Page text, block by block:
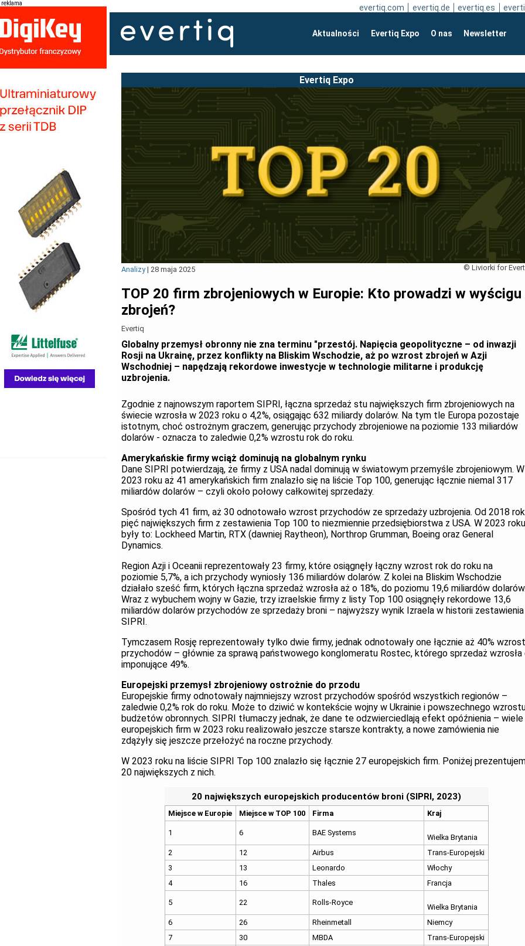
reklama evertiq.com evertiq.de evertiq.es
Aktualności Evertiq Expo O nas Newsletter
© Liviorki for
Analizy| 28 maja 2025
TOP 20 firm zbrojeniowych w Europie: Kto prowadzi w wyścigu
zbrojeń?
Evertiq
Globalny przemysł obronny nie zna terminu "przestój. Napięcia geopolityczne – od inwazji
Rosji na Ukrainę, przez konflikty na Bliskim Wschodzie, aż po wzrost zbrojeń w Azji
Wschodniej – napędzają rekordowe inwestycje w technologie militarne i produkcję
uzbrojenia.
Zgodnie z najnowszym raportem SIPRI, łączna sprzedaż stu największych firm zbrojeniowych na
świecie wzrosła w 2023 roku o 4,2%, osiągając 632 miliardy dolarów. Na tym tle Europa pozostaje
istotnym, choć ostrożnym graczem, generując przychody zbrojeniowe na poziomie 133 miliardów
dolarów - oznacza to zaledwie 0,2% wzrostu rok do roku.
Amerykańskie firmy wciąż dominują na globalnym rynku
Dane SIPRI potwierdzają, że firmy z USA nadal dominują w światowym przemyśle zbrojeniowym. W
2023 roku aż 41 amerykańskich firm znalazło się na liście Top 100, generując łącznie niemal 317
miliardów dolarów – czyli około połowy całkowitej sprzedaży.
Spośród tych 41 firm, aż 30 odnotowało wzrost przychodów ze sprzedaży uzbrojenia. Od 2018
pięć największych firm z zestawienia Top 100 to niezmiennie przedsiębiorstwa z USA. W 2023 roku
były to: Lockheed Martin, RTX (dawniej Raytheon), Northrop Grumman, Boeing oraz General
Dynamics.
Region Azji i Oceanii reprezentowały 23 firmy, które osiągnęły łączny wzrost rok do roku na
poziomie 5,7%, a ich przychody wyniosły 136 miliardów dolarów. Z kolei na Bliskim Wschodzie
działało sześć firm, których łączna sprzedaż wzrosła aż o 18%, do poziomu 19,6 miliardów dolarów.
Wraz z wybuchem wojny w Gazie, trzy izraelskie firmy z listy Top 100 osiągnęły rekordowe 13,6
miliardów dolarów przychodów ze sprzedaży broni – najwyższy wynik Izraela w historii zestawienia
SIPRI.
Tymczasem Rosję reprezentowały tylko dwie firmy, jednak odnotowały one łącznie aż 40%
przychodów – głównie za sprawą państwowego konglomeratu Rostec, którego sprzedaż wzrosła
imponujące 49%.
Europejski przemysł zbrojeniowy ostrożnie do przodu
Europejskie firmy odnotowały najmniejszy wzrost przychodów spośród wszystkich regionów –
zaledwie 0,2% rok do roku. Może to dziwić w kontekście wojny w Ukrainie i powszechnego
budżetów obronnych. SIPRI tłumaczy jednak, że dane te odzwierciedlają efekt opóźnienia – wiele
europejskich firm w 2023 roku realizowało jeszcze starsze kontrakty, a nowe zamówienia nie
zdążyły się jeszcze przełożyć na roczne przychody.
W 2023 roku na liście SIPRI Top 100 znalazło się łącznie 27 europejskich firm. Poniżej
20 największych z nich.
Miejsce w Europie Miejsce w TOP 100 Firma Kraj
1 6 BAE Systems
Wielka Brytania
2
12 Airbus
Trans-Europejski
3
13 Leonardo
Włochy
4
16 Thales Francja
5 22 Rolls-Royce
Wielka Brytania
6
26 Rheinmetall
Niemcy
7
30 MBDA
Trans-Europejski
20 największych europejskich producentów broni (SIPRI, 2023)